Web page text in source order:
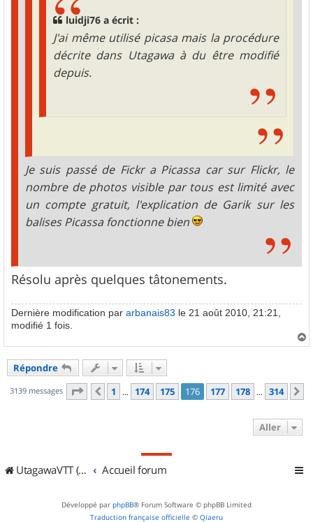
luidji76 a écrit :
J'ai même utilisé picasa mais la procédure
décrite dans Utagawa à du être modifié
depuis.
Je suis passé de Fickr a Picassa car sur Flickr, le
nombre de photos visible par tous est limité avec
un compte gratuit, l'explication de Garik sur les
balises Picassa fonctionne bien
Résolu après quelques tâtonements.
Dernière modification par arbanais83 le 21 août 2010, 21:21,
modifié 1 fois.
a
Répondre
3139 messages Page 176 sur314
Précédent
1 … 174 175 176 177 178 … 314
Aller
UtagawaVTT (Randos VTT et VTTAE avec traces GPS) Accueil forum
Développé par phpBB® Forum Software © phpBB Limited
Traduction française officielle © Qiaeru